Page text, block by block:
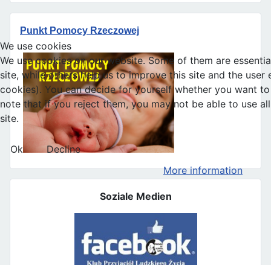
Punkt Pomocy Rzeczowej
Soziale Medien
We use cookies
We use cookies on our website. Some of them are
site, while others help us to improve this site and the user
cookies). You can decide for yourself whether you want
note that if you reject them, you may not be able to use
site.
Ok
Decline
More information